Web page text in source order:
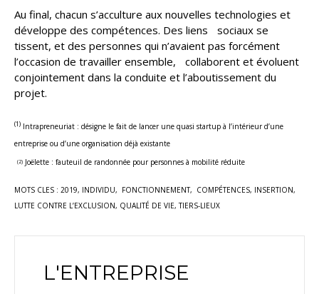
Au final, chacun s’acculture aux nouvelles technologies et
développe des compétences. Des liens sociaux se
tissent, et des personnes qui n’avaient pas forcément
l’occasion de travailler ensemble, collaborent et évoluent
conjointement dans la conduite et l’aboutissement du
projet.
(1) Intrapreneuriat : désigne le fait de lancer une quasi startup à l’intérieur d’une
entreprise ou d’une organisation déjà existante
(2) Joëlette : fauteuil de randonnée pour personnes à mobilité réduite
MOTS CLES : 2019, INDIVIDU, FONCTIONNEMENT, COMPÉTENCES, INSERTION,
LUTTE CONTRE L’EXCLUSION, QUALITÉ DE VIE, TIERS-LIEUX
L'ENTREPRISE